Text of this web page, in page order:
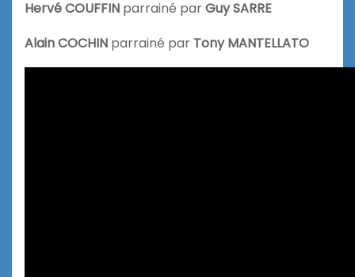
Hervé COUFFIN parrainé parGuy SARRE
Alain COCHIN parrainé par Tony MANTELLATO